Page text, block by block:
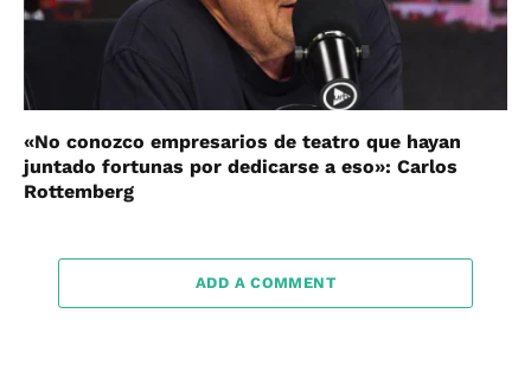
«No conozco empresarios de teatro que hayan
juntado fortunas por dedicarse a eso»: Carlos
Rottemberg
ADD A COMMENT